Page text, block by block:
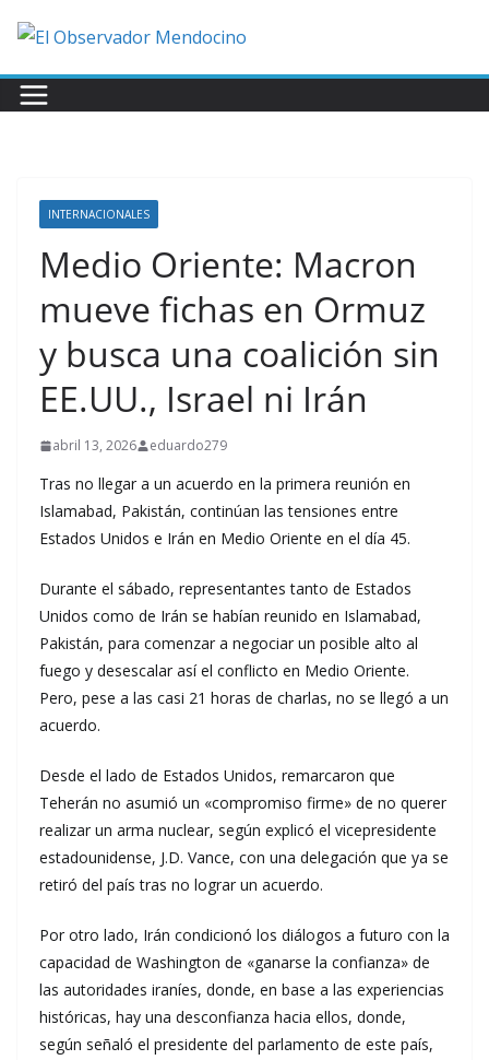
contenido
INTERNACIONALES
Medio Oriente: Macron
mueve fichas en Ormuz
y busca una coalición sin
EE.UU., Israel ni Irán
abril 13, 2026 eduardo279
Tras no llegar a un acuerdo en la primera reunión en
Islamabad, Pakistán, continúan las tensiones entre
Estados Unidos e Irán en Medio Oriente en el día 45.
Durante el sábado, representantes tanto de Estados
Unidos como de Irán se habían reunido en Islamabad,
Pakistán, para comenzar a negociar un posible alto al
fuego y desescalar así el conflicto en Medio Oriente.
Pero, pese a las casi 21 horas de charlas, no se llegó a un
acuerdo.
Desde el lado de Estados Unidos, remarcaron que
Teherán no asumió un «compromiso firme» de no querer
realizar un arma nuclear, según explicó el vicepresidente
estadounidense, J.D. Vance, con una delegación que ya se
retiró del país tras no lograr un acuerdo.
Por otro lado, Irán condicionó los diálogos a futuro con la
capacidad de Washington de «ganarse la confianza» de
las autoridades iraníes, donde, en base a las experiencias
históricas, hay una desconfianza hacia ellos, donde,
según señaló el presidente del parlamento de este país,